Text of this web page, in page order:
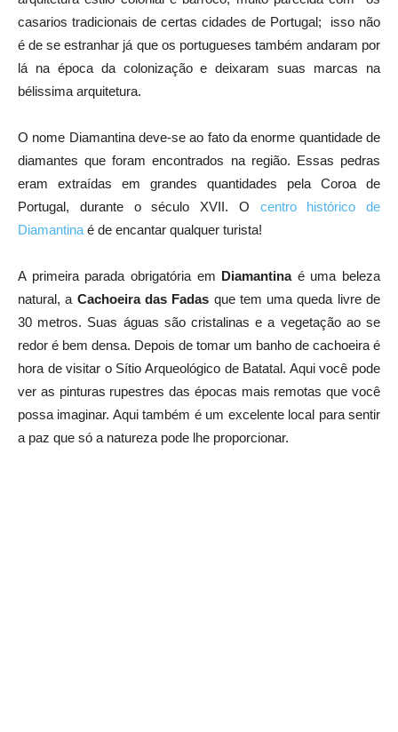
casarios tradicionais de certas cidades de Portugal; isso não
é de se estranhar já que os portugueses também andaram por
lá na época da colonização e deixaram suas marcas na
bélissima arquitetura.
O nome Diamantina deve-se ao fato da enorme quantidade de
diamantes que foram encontrados na região. Essas pedras
eram extraídas em grandes quantidades pela Coroa de
Portugal, durante o século XVII. O centro histórico de
Diamantina é de encantar qualquer turista!
A primeira parada obrigatória em Diamantinaé uma beleza
natural, a Cachoeira das Fadas que tem uma queda livre de
30 metros. Suas águas são cristalinas e a vegetação ao se
redor é bem densa. Depois de tomar um banho de cachoeira é
hora de visitar o Sítio Arqueológico de Batatal. Aqui você pode
ver as pinturas rupestres das épocas mais remotas que você
possa imaginar. Aqui também é um excelente local para sentir
a paz que só a natureza pode lhe proporcionar.